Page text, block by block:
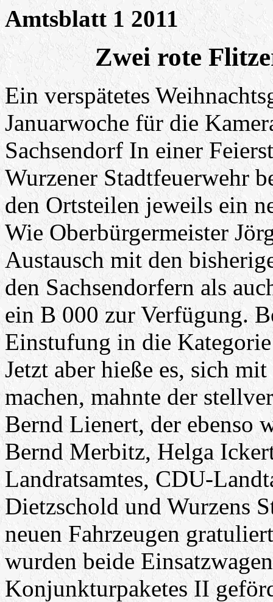
Amtsblatt 1 2011
Zwei rote
Ein verspätetes
Januarwoche für die
Sachsendorf In einer
Wurzener Stadtfeuerwehr
den Ortsteilen jeweils ein
Wie Oberbürgermeister
Austausch mit den
den Sachsendorfern als
ein B 000 zur Verfügung.
Einstufung in die
Jetzt aber hieße es, sich
machen, mahnte der
Bernd Lienert, der ebenso
Bernd Merbitz, Helga
Landratsamtes, CDU-
Dietzschold und Wurzens
neuen Fahrzeugen
wurden beide
Konjunkturpaketes II